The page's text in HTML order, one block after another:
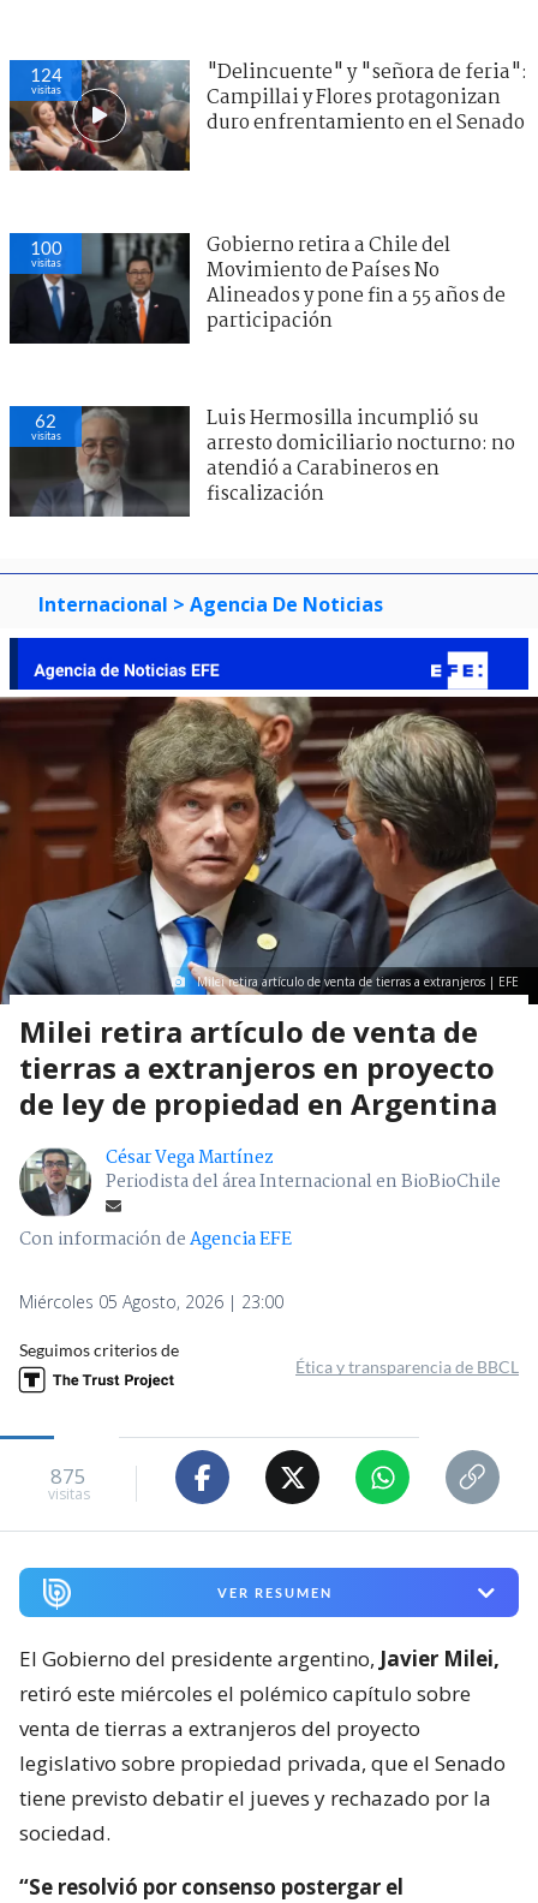
124
visitas
"Delincuente" y "señora de feria":
Campillai y Flores protagonizan
duro enfrentamiento en el Senado
100
visitas
Gobierno retira a Chile del
Movimiento de Países No
Alineados y pone fin a 55 años de
participación
62
visitas
Luis Hermosilla incumplió su
arresto domiciliario nocturno: no
atendió a Carabineros en
fiscalización
Internacional > Agencia De Noticias
Milei retira artículo de venta de tierras a extranjeros | EFE
Milei retira artículo de venta de
tierras a extranjeros en proyecto
de ley de propiedad en Argentina
César Vega Martínez
Periodista del área Internacional en BioBioChile
Con información deAgencia EFE
Miércoles 05 Agosto, 2026 | 23:00
Seguimos criterios de
Ética y transparencia de BBCL
875
visitas
VER RESUMEN
El Gobierno del presidente argentino, Javier Milei,
retiró este miércoles el polémico capítulo sobre
venta de tierras a extranjeros del proyecto
legislativo sobre propiedad privada, que el Senado
tiene previsto debatir el jueves y rechazado por la
sociedad.
“Se resolvió por consenso postergar el